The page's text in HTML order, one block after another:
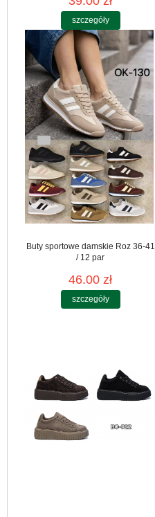
szczegóły
Buty sportowe damskie Roz 36-41
/ 12 par
46.00 zł
szczegóły